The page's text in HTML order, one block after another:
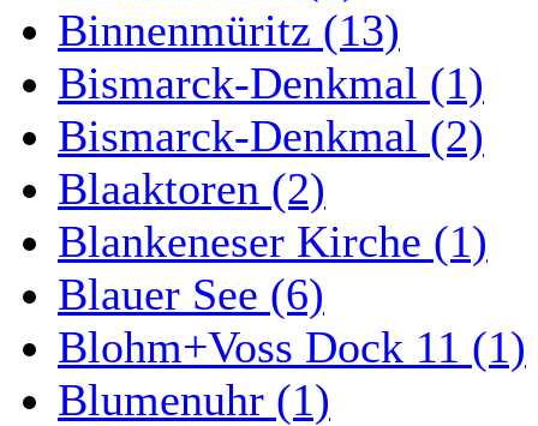
Binnenmüritz (13)
Bismarck-Denkmal (1)
Bismarck-Denkmal (2)
Blaaktoren (2)
Blankeneser Kirche (1)
Blauer See (6)
Blohm+Voss Dock 11 (1)
Blumenuhr (1)